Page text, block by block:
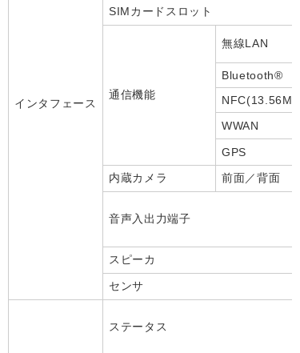
インタフェース
SIMカードスロット
通信機能
無線LAN
Bluetooth®
WWAN
GPS
内蔵カメラ
前面／背面
音声入出力端子
スピーカ
センサ
ステータス